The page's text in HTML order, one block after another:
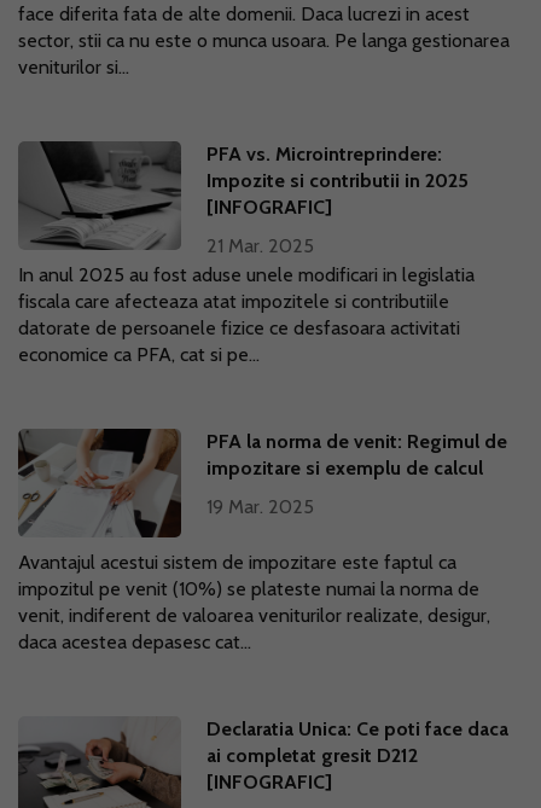
face diferita fata de alte domenii. Daca lucrezi in acest
sector, stii ca nu este o munca usoara. Pe langa gestionarea
veniturilor si...
PFA vs. Microintreprindere:
Impozite si contributii in 2025
[INFOGRAFIC]
21 Mar. 2025
In anul 2025 au fost aduse unele modificari in legislatia
fiscala care afecteaza atat impozitele si contributiile
datorate de persoanele fizice ce desfasoara activitati
economice ca PFA, cat si pe...
PFA la norma de venit: Regimul de
impozitare si exemplu de calcul
19 Mar. 2025
Avantajul acestui sistem de impozitare este faptul ca
impozitul pe venit (10%) se plateste numai la norma de
venit, indiferent de valoarea veniturilor realizate, desigur,
daca acestea depasesc cat...
Declaratia Unica: Ce poti face daca
ai completat gresit D212
[INFOGRAFIC]